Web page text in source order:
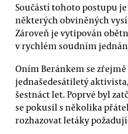
Součástí tohoto postupu
některých obviněných
Zároveň je vytipován
v rychlém soudním
Oním Beránkem se
jednašedesátiletý
šestnáct let. Poprvé byl
se pokusil s několika
rozhazovat letáky